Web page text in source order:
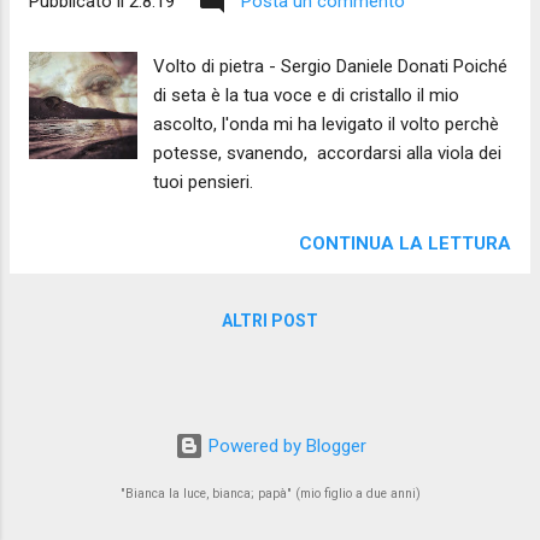
Volto di pietra - Sergio Daniele Donati Poiché
di seta è la tua voce e di cristallo il mio
ascolto, l'onda mi ha levigato il volto perchè
potesse, svanendo, accordarsi alla viola dei
tuoi pensieri.
CONTINUA LA LETTURA
ALTRI POST
Powered by Blogger
"Bianca la luce, bianca; papà" (mio figlio a due anni)